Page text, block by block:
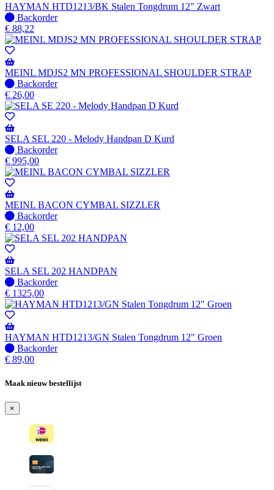
HAYMAN HTD1213/BK Stalen Tongdrum 12" Zwart
Niet
op
voorraad
-
Wordt
verzonden
wanneer
beschikbaar
Backorder
€ 88,22
MEINL MDJS2 MN PROFESSIONAL SHOULDER STRAP
Niet
op
voorraad
-
Wordt
verzonden
wanneer
beschikbaar
Backorder
€ 26,00
SELA SEL 220 - Melody Handpan D Kurd
Niet
op
voorraad
-
Wordt
verzonden
wanneer
beschikbaar
Backorder
€ 995,00
MEINL BACON CYMBAL SIZZLER
Niet
op
voorraad
-
Wordt
verzonden
wanneer
beschikbaar
Backorder
€ 12,00
SELA SEL 202 HANDPAN
Niet
op
voorraad
-
Wordt
verzonden
wanneer
beschikbaar
Backorder
€ 1325,00
HAYMAN HTD1213/GN Stalen Tongdrum 12" Groen
Niet
op
-
verzonden
wanneer
beschikbaar
Backorder
€ 89,00
Maak nieuw bestellijst
×